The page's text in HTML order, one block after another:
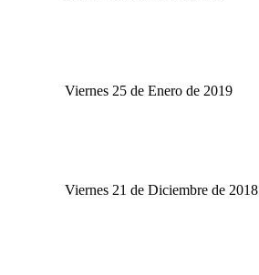
Viernes 25 de Enero de 2019
Viernes 21 de Diciembre de 2018